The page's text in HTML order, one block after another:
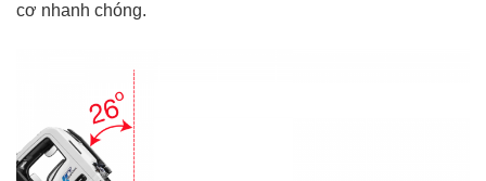
cơ nhanh chóng.